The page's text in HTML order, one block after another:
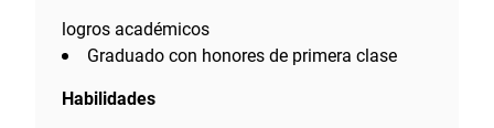
logros académicos
Graduado con honores de primera clase
Habilidades